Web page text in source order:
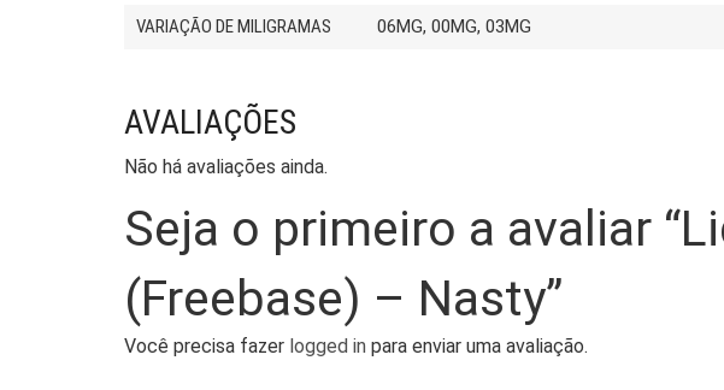
VARIAÇÃO DE MILIGRAMAS 06MG, 00MG, 03MG
AVALIAÇÕES
Não há avaliações ainda.
Seja o primeiro a avaliar
(Freebase) – Nasty”
Você precisa fazer logged in para enviar uma avaliação.